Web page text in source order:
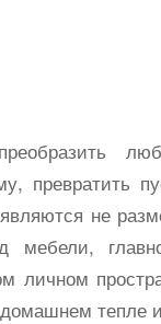
не
личном
тепле